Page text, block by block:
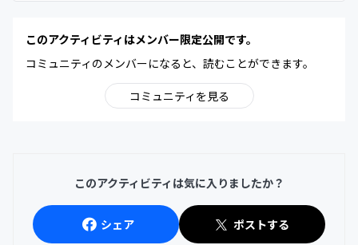
このアクティビティはメンバー限定公開です。
コミュニティのメンバーになると、読むことができます。
コミュニティを見る
このアクティビティは気に入りましたか？
シェア ポストする